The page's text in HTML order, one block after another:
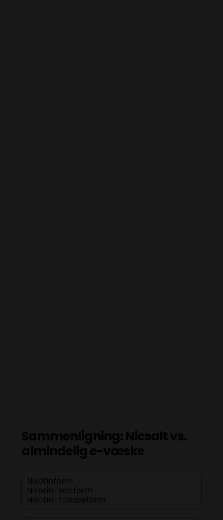
Sammenligning: Nicsaltvs.
almindelige-væske
Nikotinform
Nikotin i saltform
Nikotin i fribaseform